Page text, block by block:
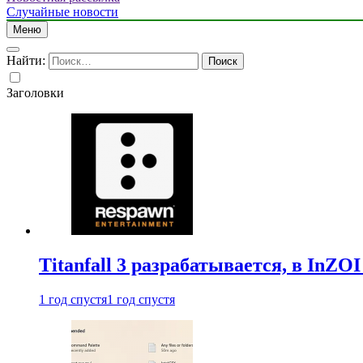
Случайные новости
Меню
Найти:
Заголовки
Titanfall 3 разрабатывается, в
1 год спустя1 год спустя